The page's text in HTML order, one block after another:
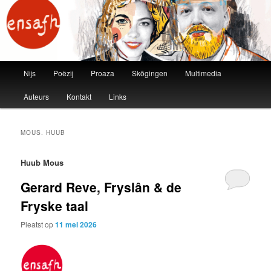
ensafh
Skip to primary content
Skip to secondary content
Nijs Poëzij Proaza Skôgingen Multimedia
Auteurs Kontakt Links
MOUS. HUUB
Huub Mous
Gerard Reve, Fryslân & de
Fryske taal
Pleatst op11 mei 2026